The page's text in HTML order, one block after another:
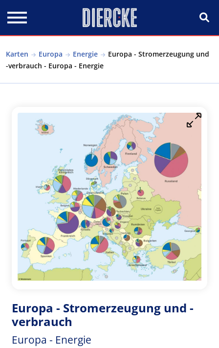
Karten Europa Energie
Europa - Stromerzeugung und
-verbrauch - Europa - Energie
Europa - Stromerzeugung und -
verbrauch
Europa - Energie